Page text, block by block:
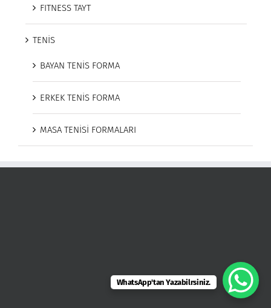
FITNESS TAYT
TENİS
BAYAN TENİS FORMA
ERKEK TENİS FORMA
MASA TENİSİ FORMALARI
WhatsApp'tan Yazabilrsiniz.